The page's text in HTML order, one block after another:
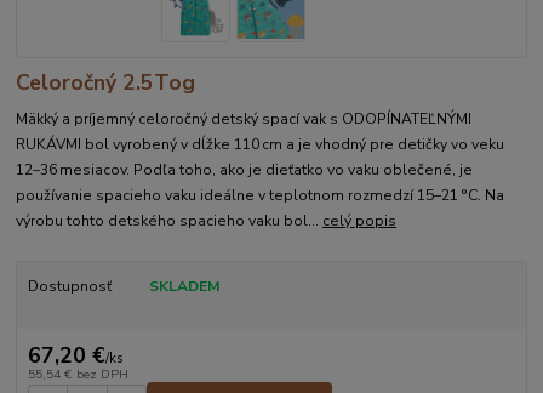
Celoročný 2.5Tog
Mäkký a príjemný celoročný detský spací vak s ODOPÍNATEĽNÝMI
RUKÁVMI bol vyrobený v dĺžke 110 cm a je vhodný pre detičky vo veku
12–36 mesiacov. Podľa toho, ako je dieťatko vo vaku oblečené, je
používanie spacieho vaku ideálne v teplotnom rozmedzí 15–21 °C. Na
výrobu tohto detského spacieho vaku bol... celý popis
Dostupnosť SKLADEM
67,20 €/ks
55,54 € bez DPH